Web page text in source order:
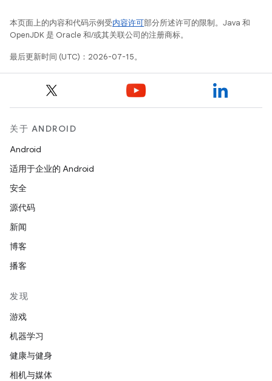
本页面上的内容和代码示例受内容许可部分所述许可的限制。Java 和
OpenJDK 是 Oracle 和/或其关联公司的注册商标。
最后更新时间 (UTC)：2026-07-15。
关于 ANDROID
Android
适用于企业的 Android
安全
源代码
新闻
博客
播客
发现
游戏
机器学习
健康与健身
相机与媒体